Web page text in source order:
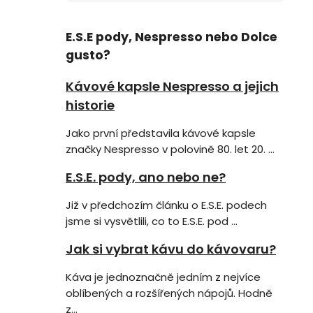
E.S.E pody, Nespresso nebo Dolce
gusto?
Kávové kapsle Nespresso a jejich
historie
Jako první představila kávové kapsle
značky Nespresso v polovině 80. let 20. ...
E.S.E. pody, ano nebo ne?
Již v předchozím článku o E.S.E. podech
jsme si vysvětlili, co to E.S.E. pod ...
Jak si vybrat kávu do kávovaru?
Káva je jednoznačně jedním z nejvíce
oblíbených a rozšířených nápojů. Hodně
z...